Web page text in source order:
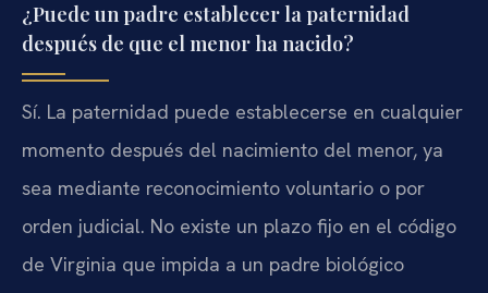
¿Puede un padre establecer la paternidad
después de que el menor ha nacido?
Sí. La paternidad puede establecerse en cualquier
momento después del nacimiento del menor, ya
sea mediante reconocimiento voluntario o por
orden judicial. No existe un plazo fijo en el código
de Virginia que impida a un padre biológico